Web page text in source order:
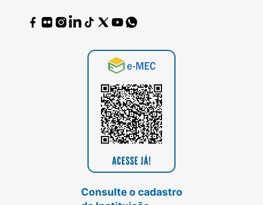
Consulte o cadastro